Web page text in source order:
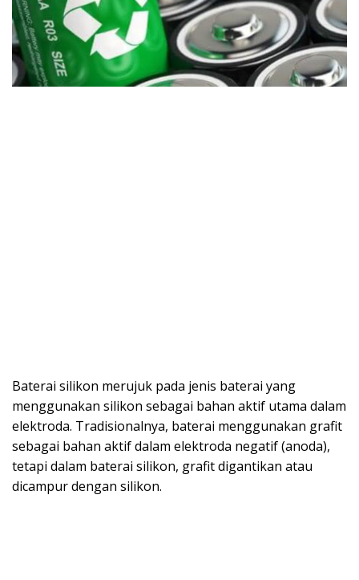
Baterai silikon merujuk pada jenis baterai yang
menggunakan silikon sebagai bahan aktif utama dalam
elektroda. Tradisionalnya, baterai menggunakan grafit
sebagai bahan aktif dalam elektroda negatif (anoda),
tetapi dalam baterai silikon, grafit digantikan atau
dicampur dengan silikon.